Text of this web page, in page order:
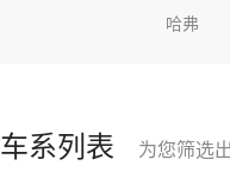
哈弗
车系列表 为您筛选